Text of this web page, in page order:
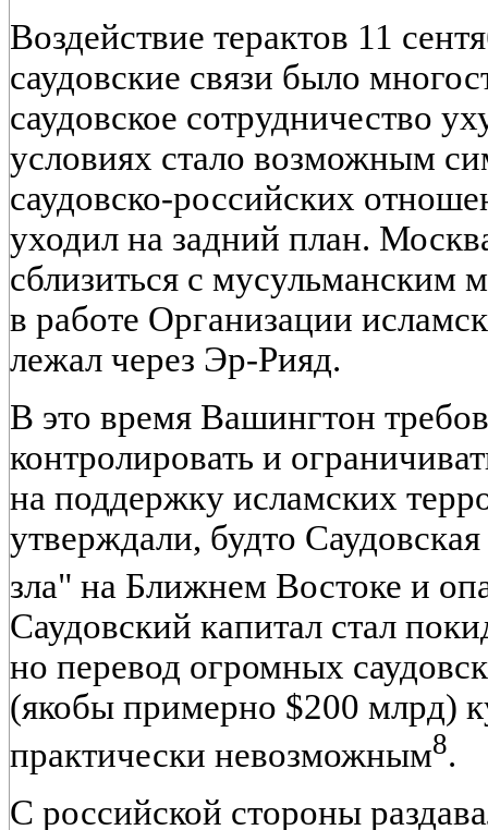
Воздействие терактов 11
саудовские связи было
саудовское сотрудничество
условиях стало возможным
саудовско-российских
уходил на задний план.
сблизиться с мусульманским
в работе Организации
лежал через Эр-Рияд.
В это время Вашингтон
контролировать и
на поддержку исламских
утверждали, будто
зла" на Ближнем Востоке и
Саудовский капитал стал
но перевод огромных
(якобы примерно $200 млрд)
практически невозможным8.
С российской стороны